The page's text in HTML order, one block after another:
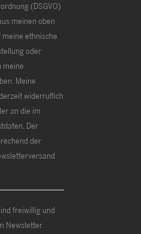
(DSGVO)
meinen oben
ethnische
oder
meine
Meine
widerruflich
an die im
Der
der
freiwillig und
Newsletter